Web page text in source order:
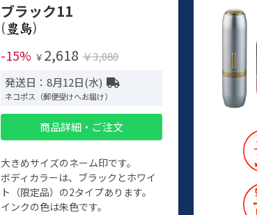
ブラック11
(
)
-15% ￥ 2,618 ￥3,080
発送日：8月12日(水)
ネコポス（郵便受けへお届け）
商品詳細・ご注文
大きめサイズのネーム印です。
ボディカラーは、ブラックとホワイ
ト（限定品）の2タイプあります。
インクの色は朱色です。